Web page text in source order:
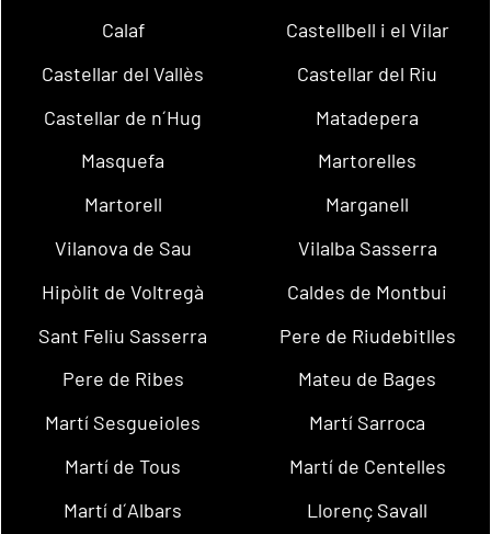
Calaf
Castellbell i el Vilar
Castellar del Vallès
Castellar del Riu
Castellar de n´Hug
Matadepera
Masquefa
Martorelles
Martorell
Marganell
Vilanova de Sau
Vilalba Sasserra
Hipòlit de Voltregà
Caldes de Montbui
Sant Feliu Sasserra
Pere de Riudebitlles
Pere de Ribes
Mateu de Bages
Martí Sesgueioles
Martí Sarroca
Martí de Tous
Martí de Centelles
Martí d´Albars
Llorenç Savall